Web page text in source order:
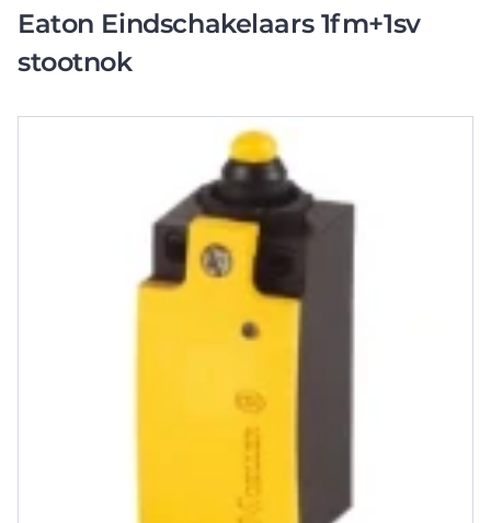
Eaton Eindschakelaars 1fm+1sv
stootnok